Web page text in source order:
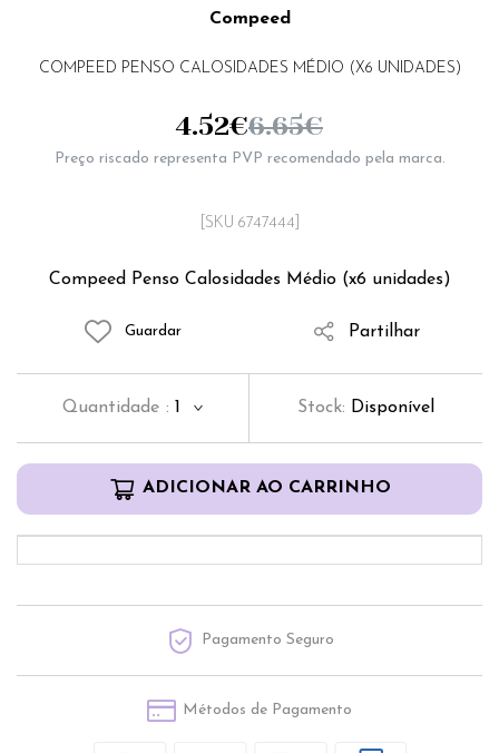
Compeed
COMPEED PENSO CALOSIDADES MÉDIO (X6 UNIDADES)
Compeed Penso Calosidades Médio (x6 unidades)
[SKU 6747444]
4.52€6.65€
Preço riscado representa PVP recomendado pela marca.
Guardar Partilhar
Quantidade : 1 Stock: Disponível
ADICIONAR AO CARRINHO
Pagamento Seguro
Métodos de Pagamento